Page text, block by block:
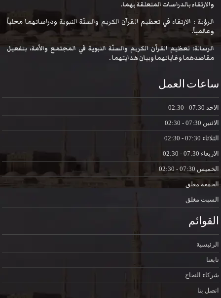
والارتقاء بالدراسات المتعلقة بهما.
الرؤية : الارتقاء في تعظيم القرآن الكريم والسنّة النبوية ودراساتهما محلياً
وعالمياً.
الرسالة: تعظيم القرآن الكريم والسنّة النبوية في المجتمع والأمة، بتفعيل
مقاصدهما وغاياتهما وبيان هدايتهما .
ساعات العمل
الاحد
الاثنين
الثلاثاء
الاربعاء
الخميس
الجمعة مغلق
السبت مغلق
القوائم
الرئيسية
تابعنا
شركاء النجاح
اتصل بنا